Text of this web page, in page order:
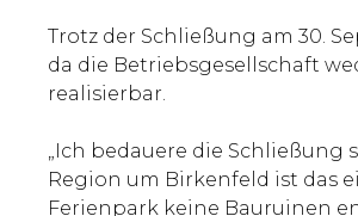
Trotz der Schließung am 30.
da die Betriebsgesellschaft
realisierbar.
„Ich bedauere die
Region um Birkenfeld ist das
Ferienpark keine Bauruinen